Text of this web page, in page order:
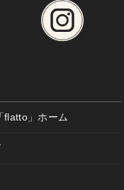
flatto」ホーム